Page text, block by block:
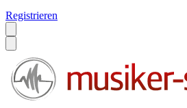
Registrieren